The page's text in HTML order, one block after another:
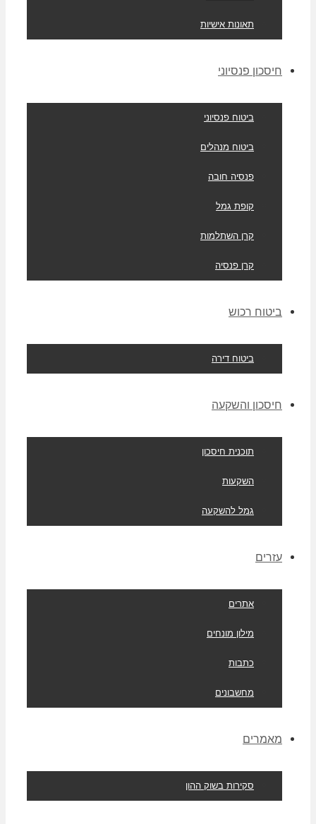
תאונות אישיות
חיסכון פנסיוני
ביטוח פנסיוני
ביטוח מנהלים
פנסיה חובה
קופת גמל
קרן השתלמות
קרן פנסיה
ביטוח רכוש
ביטוח דירה
חיסכון והשקעה
תוכנית חיסכון
השקעות
גמל להשקעה
עזרים
אתרים
מילון מונחים
כתבות
מחשבונים
מאמרים
סקירות בשוק ההון